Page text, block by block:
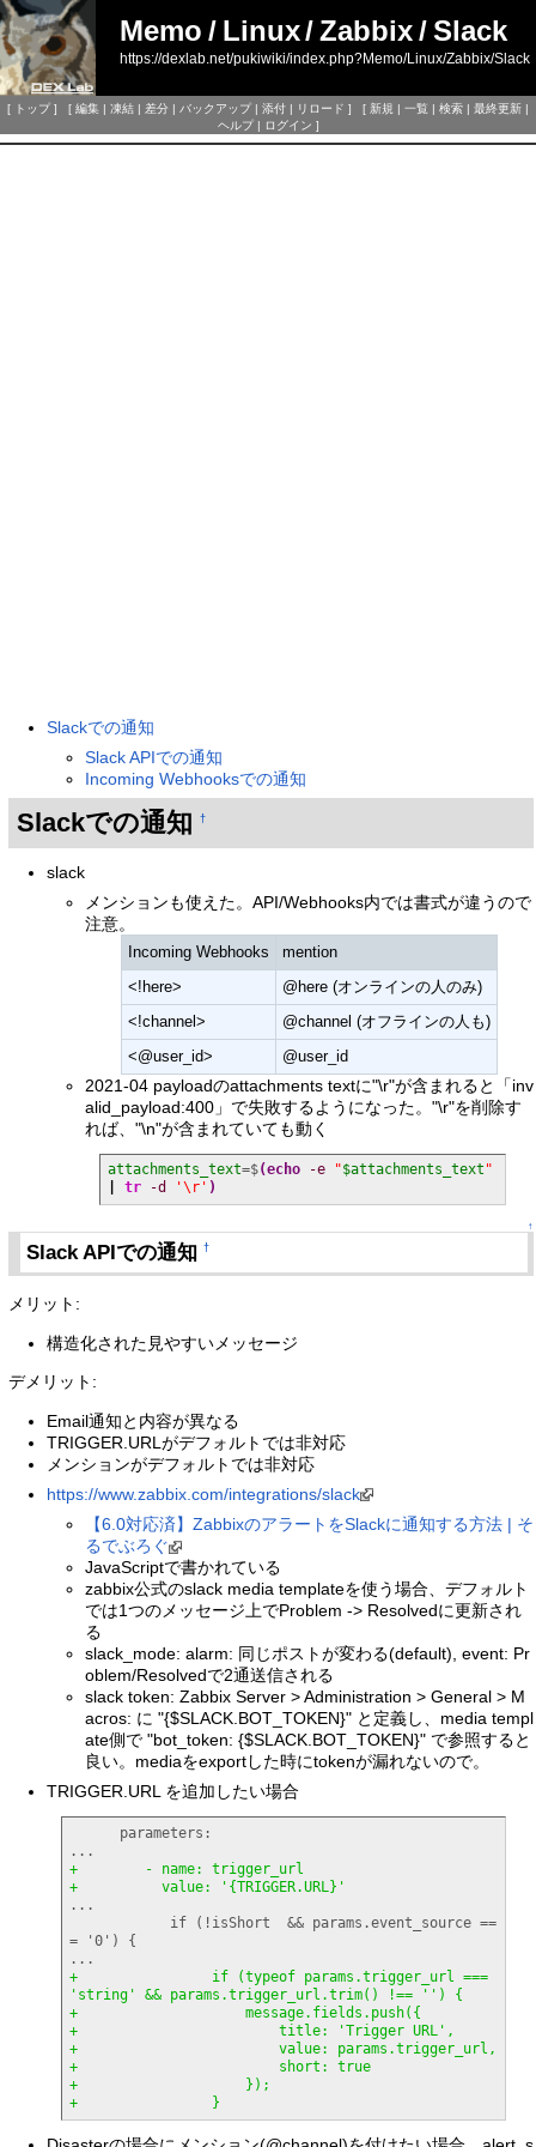
Memo / Linux/Zabbix/Slack
https://dexlab.net/pukiwiki/index.php?Memo/Linux/Zabbix/Slack
[ トップ] [ 編集 | 凍結 | 差分 | バックアップ| 添付 | リロード ] [ 新規 | 一覧 | 検索 | 最終更新 |
ヘルプ| ログイン ]
Slackでの通知
Slack APIでの通知
Incoming Webhooksでの通知
Slackでの通知 †
slack
メンションも使えた。API/Webhooks内では書式が違うので
注意。
Incoming Webhooks
mention
<!here>
@here (オンラインの人のみ)
<!channel>
@channel (オフラインの人も)
<@user_id>
@user_id
2021-04 payloadのattachments textに"\r"が含まれると「inv
alid_payload:400」で失敗するようになった。"\r"を削除す
れば、"\n"が含まれていても動く
attachments_text=$(echo -e "$attachments_text "
tr -d '\r' )
↑
Slack APIでの通知†
メリット:
構造化された見やすいメッセージ
デメリット:
Email通知と内容が異なる
TRIGGER.URLがデフォルトでは非対応
メンションがデフォルトでは非対応
https://www.zabbix.com/integrations/slack
【6.0対応済】ZabbixのアラートをSlackに通知する方法 | そ
るでぶろぐ
JavaScriptで書かれている
zabbix公式のslack media templateを使う場合、デフォルト
では1つのメッセージ上でProblem -> Resolvedに更新され
る
slack_mode: alarm: 同じポストが変わる(default), event: Pr
oblem/Resolvedで2通送信される
slack token: Zabbix Server > Administration > General > M
acros: に "{$SLACK.BOT_TOKEN}" と定義し、media templ
ate側で "bot_token: {$SLACK.BOT_TOKEN}" で参照すると
良い。mediaをexportした時にtokenが漏れないので。
TRIGGER.URL を追加したい場合
+        - name: trigger_url
+          value: ' {TRIGGER.URL } '
...
            if
( !isShort  && params.event_source ==
= ' 0' )
{
+                if
(typeof params.trigger_url ===
'string' && params.trigger_url.trim( ) !== '' )
{
+                    message.fields.push( {
+                        title: 'Trigger URL',
+                        value: params.trigger_url,
+                        short: true
+ } ) ;
+ }